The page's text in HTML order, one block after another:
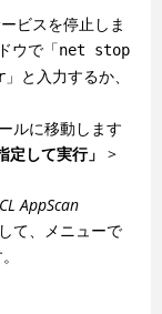
ビスを停止しま
ウで「net stop
と入力するか、
ルに移動します
定して実行」 >
AppScan
て、メニューで